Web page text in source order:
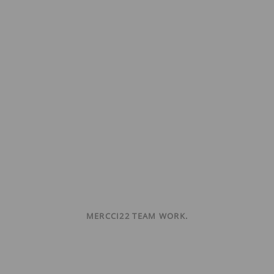
MERCCI22 TEAM WORK.